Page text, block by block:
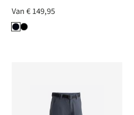
Van€ 149,95